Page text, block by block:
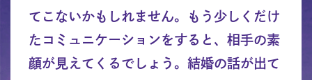
てこないかもしれません。もう少しくだけ
たコミュニケーションをすると、相手の素
顔が見えてくるでしょう。結婚の話が出て